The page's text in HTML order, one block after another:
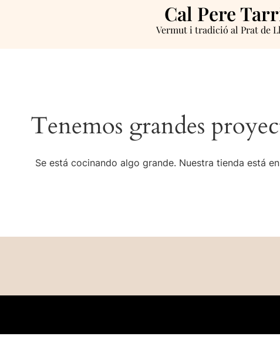
Cal Pere
Vermut i tradició al Prat de
Tenemos grandes
Se está cocinando algo grande. Nuestra tienda está